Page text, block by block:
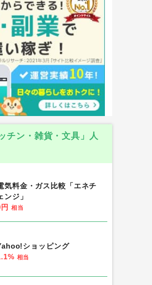
チン・雑貨・文具」人
気料金・ガス比較「エネチ
ンジ」
相当
ショッピング
相当